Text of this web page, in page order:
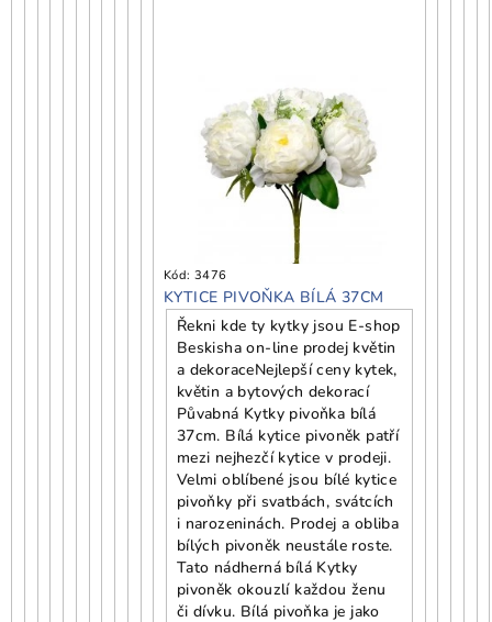
Kód: 3476
KYTICE PIVOŇKA BÍLÁ 37CM
Řekni kde ty kytky jsou E-shop
Beskisha on-line prodej květin
a dekoraceNejlepší ceny kytek,
květin a bytových dekorací
Půvabná Kytky pivoňka bílá
37cm. Bílá kytice pivoněk patří
mezi nejhezčí kytice v prodeji.
Velmi oblíbené jsou bílé kytice
pivoňky při svatbách, svátcích
i narozeninách. Prodej a obliba
bílých pivoněk neustále roste.
Tato nádherná bílá Kytky
pivoněk okouzlí každou ženu
či dívku. Bílá pivoňka je jako